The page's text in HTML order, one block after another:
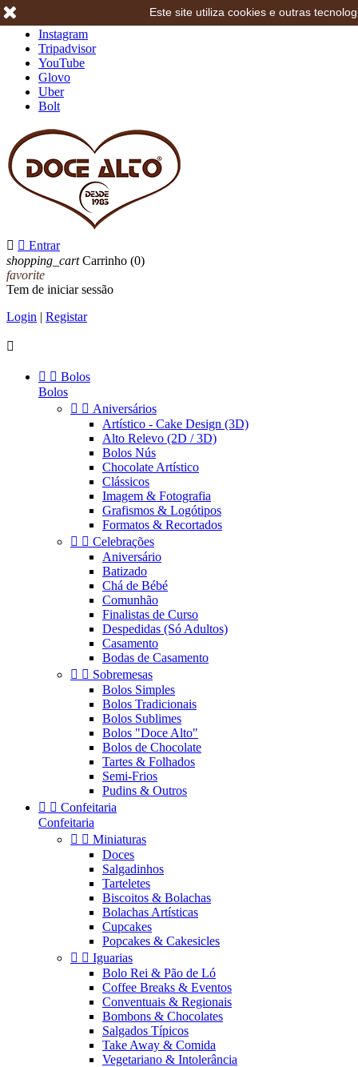
Instagram
Tripadvisor
YouTube
Glovo
Uber
Bolt
  Entrar
shopping_cart Carrinho (0)
favorite
Tem de iniciar sessão
Login | Registar

  Bolos
Bolos
  Aniversários
Artístico - Cake Design (3D)
Alto Relevo (2D / 3D)
Bolos Nús
Chocolate Artístico
Clássicos
Imagem & Fotografia
Grafismos & Logótipos
Formatos & Recortados
  Celebrações
Aniversário
Batizado
Chá de Bébé
Comunhão
Finalistas de Curso
Despedidas (Só Adultos)
Casamento
Bodas de Casamento
  Sobremesas
Bolos Simples
Bolos Tradicionais
Bolos Sublimes
Bolos "Doce Alto"
Bolos de Chocolate
Tartes & Folhados
Semi-Frios
Pudins & Outros
  Confeitaria
Confeitaria
  Miniaturas
Doces
Salgadinhos
Tarteletes
Biscoitos & Bolachas
Bolachas Artísticas
Cupcakes
Popcakes & Cakesicles
  Iguarias
Bolo Rei & Pão de Ló
Coffee Breaks & Eventos
Conventuais & Regionais
Bombons & Chocolates
Salgados Típicos
Take Away & Comida
Vegetariano & Intolerância
Este site utiliza cookies e outras